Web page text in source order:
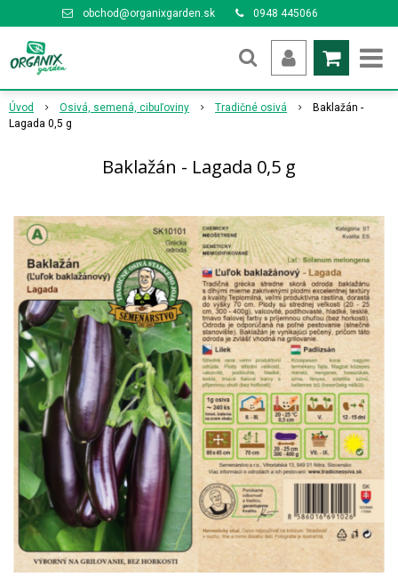
obchod@organixgarden.sk 0948 445066
Úvod Osivá, semená, cibuľoviny Tradičné osivá
Baklažán -
Lagada 0,5 g
Baklažán - Lagada 0,5 g